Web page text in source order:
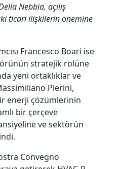
Nebbia, açılış
ticari ilişkilerin önemine
Francesco Boari ise
stratejik rolüne
yeni ortaklıklar ve
Pierini,
enerji çözümlerinin
bir çerçeve
ve sektörün
Convegno